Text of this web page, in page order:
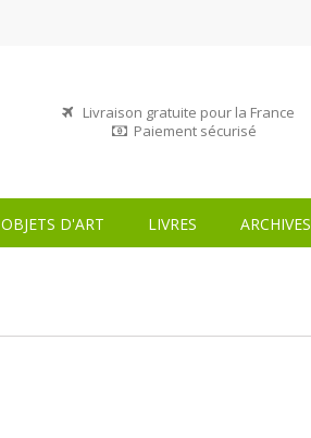
Livraison gratuite pour la France
Paiement sécurisé
OBJETS D'ART LIVRES ARCHIVES